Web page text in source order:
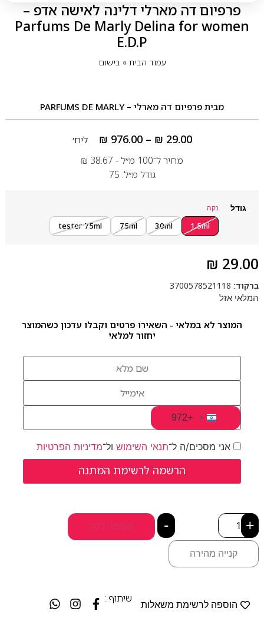
פרפיום דה מארלי דלינה לאישה אדפ –
Parfums De Marly Delina for women
E.D.P
עמוד הבית» בישום
מבית פרפיום דה מארלי – PARFUMS DE MARLY
₪ 29.00
–
₪ 976.00
ליח׳
מחיר ל־100 מ״ל -
₪ 38.67
גודל מ״ל: 75
גודל נקה
1.5ml
30ml
75ml
tester 75ml
₪ 29.00
ברקוד: 3700578521118
המלאי אזל
המוצר לא במלאי - השאירו פרטים וקבלו עדכון כשהמוצר
יחזור למלאי
Israel +972
+972
אני מסכים/ה ל־תנאי השימושול־מדיניות הפרטיות
- + הוספה לסל
קנייה מהירה
הוספה לרשימת משאלות
שיתוף :